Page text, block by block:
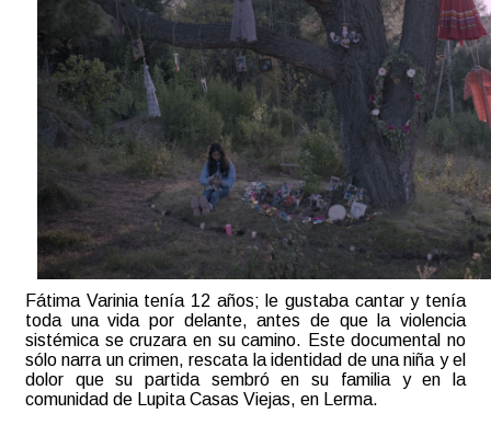
Fátima Varinia tenía 12 años; le gustaba cantar y tenía
toda una vida por delante, antes de que la violencia
sistémica se cruzara en su camino. Este documental no
sólo narra un crimen, rescata la identidad de una niña y el
dolor que su partida sembró en su familia y en la
comunidad de Lupita Casas Viejas, en Lerma.